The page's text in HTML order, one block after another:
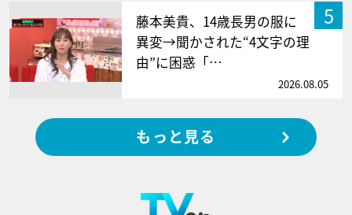
5
藤本美貴、14歳長男の服に
異変→聞かされた“4文字の理
由”に困惑「…
2026.08.05
もっと見る